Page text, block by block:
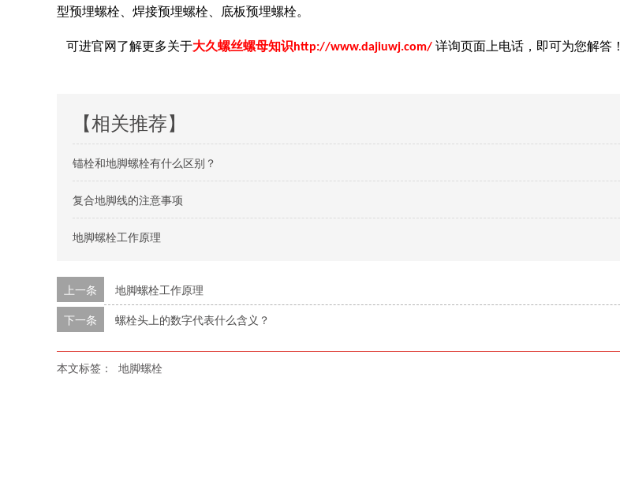
型预埋螺栓、焊接预埋螺栓、底板预埋螺栓。
可进官网了解更多关于大久螺丝螺母知识 http://www.dajiuwj.com/ 详询页面上电话，即可为您解答！
【相关推荐】
锚栓和地脚螺栓有什么区别？
复合地脚线的注意事项
地脚螺栓工作原理
上一条
地脚螺栓工作原理
下一条 螺栓头上的数字代表什么含义？
本文标签： 地脚螺栓